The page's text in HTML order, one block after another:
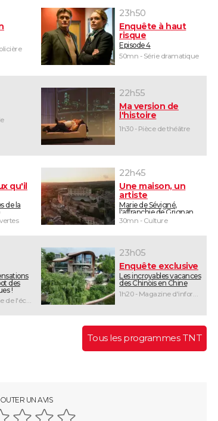
23h50
Enquête à haut
risque
Episode 4
50mn - Série dramatique
22h55
Ma version de
l'histoire
1h30 - Pièce de théâtre
qu'il
de la
22h45
Une maison, un
artiste
Marie de Sévigné,
l'affranchie de Grignan
30mn - Culture
des
!
1h55 - Magazine de l'économie
23h05
Enquête exclusive
Les incroyables vacances
des Chinois en Chine
1h20 - Magazine d'information
Tous les programmes TNT
UN AVIS